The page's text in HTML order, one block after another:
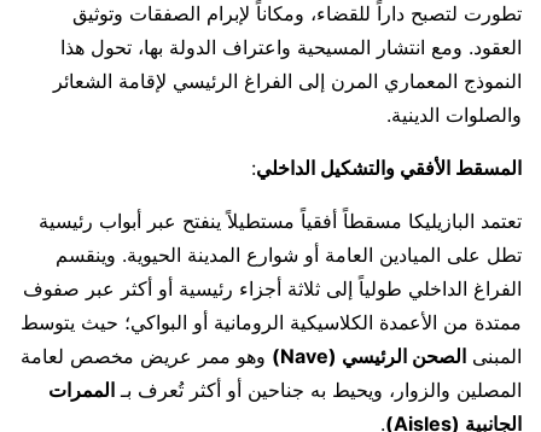
تطورت لتصبح داراً للقضاء، ومكاناً لإبرام الصفقات وتوثيق
العقود. ومع انتشار المسيحية واعتراف الدولة بها، تحول هذا
النموذج المعماري المرن إلى الفراغ الرئيسي لإقامة الشعائر
والصلوات الدينية.
المسقط الأفقي والتشكيل الداخلي:
تعتمد البازيليكا مسقطاً أفقياً مستطيلاً ينفتح عبر أبواب رئيسية
تطل على الميادين العامة أو شوارع المدينة الحيوية. وينقسم
الفراغ الداخلي طولياً إلى ثلاثة أجزاء رئيسية أو أكثر عبر صفوف
ممتدة من الأعمدة الكلاسيكية الرومانية أو البواكي؛ حيث يتوسط
المبنى الصحن الرئيسي (Nave)
وهو ممر عريض مخصص لعامة
المصلين والزوار، ويحيط به جناحين أو أكثر تُعرف بـ الممرات
الجانبية (Aisles)
.